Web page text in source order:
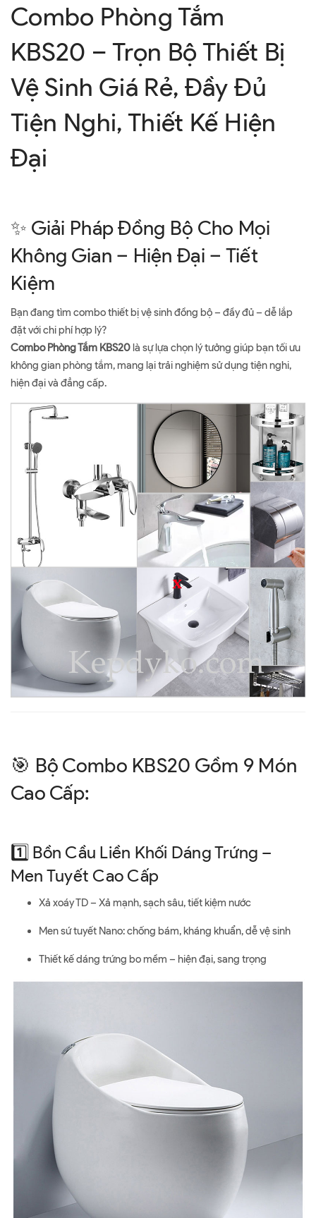
Combo Phòng Tắm
KBS20 – Trọn Bộ Thiết Bị
Vệ Sinh Giá Rẻ, Đầy Đủ
Tiện Nghi, Thiết Kế Hiện
Đại
✨ Giải Pháp Đồng Bộ Cho Mọi
Không Gian – Hiện Đại – Tiết
Kiệm
Bạn đang tìm combo thiết bị vệ sinh đồng bộ – đầy đủ – dễ lắp
đặt với chi phí hợp lý?
Combo Phòng Tắm KBS20là sự lựa chọn lý tưởng giúp bạn tối ưu
không gian phòng tắm, mang lại trải nghiệm sử dụng tiện nghi,
hiện đại và đẳng cấp.
🎯 Bộ Combo KBS20 Gồm 9 Món
Cao Cấp:
1️⃣ Bồn Cầu Liền Khối Dáng Trứng –
Men Tuyết Cao Cấp
Xả xoáy TD – Xả mạnh, sạch sâu, tiết kiệm nước
Men sứ tuyết Nano: chống bám, kháng khuẩn, dễ vệ sinh
Thiết kế dáng trứng bo mềm – hiện đại, sang trọng